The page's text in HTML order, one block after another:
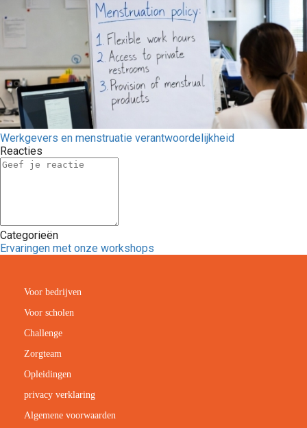
Werkgevers en menstruatie verantwoordelijkheid
Reacties
Categorieën
Ervaringen met onze workshops
Voor bedrijven
Voor scholen
Challenge
Zorgteam
Opleidingen
privacy verklaring
Algemene voorwaarden